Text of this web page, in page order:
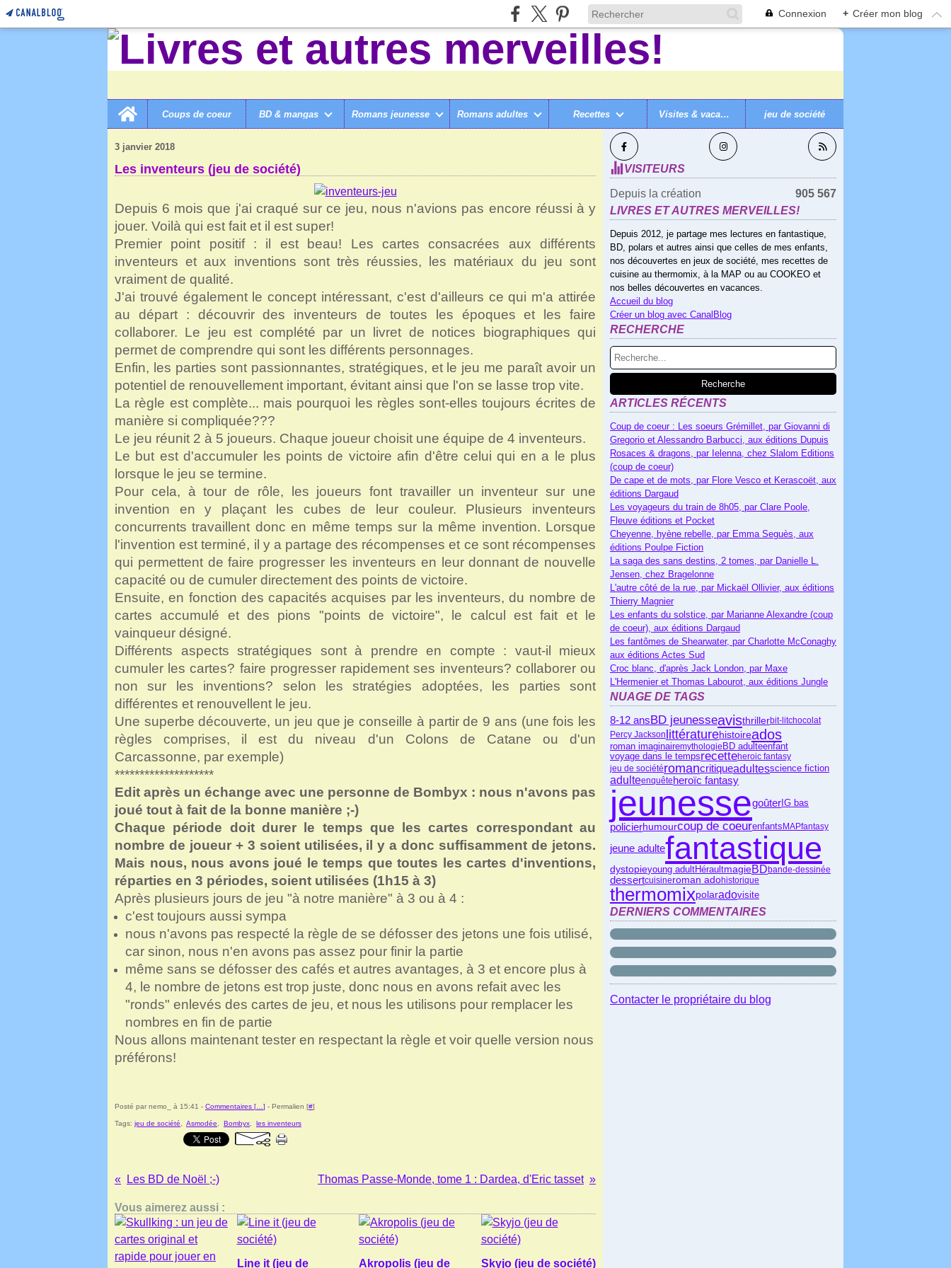
Connexion + Créer mon blog
Home
Coups de coeur
BD & mangas Romans jeunesse Romans adultes Recettes Visites & vacances jeu de société
LIVRES ET AUTRES MERVEILLES! > 7D JEUX DE SOCIÉTÉ & JOUETS > LES INVENTEURS (JEU DE SOCIÉTÉ)
3 janvier 2018
Les inventeurs (jeu de société)
Depuis 6 mois que j'ai craqué sur ce jeu, nous n'avions pas encore réussi à y
jouer. Voilà qui est fait et il est super!
Premier point positif : il est beau! Les cartes consacrées aux différents
inventeurs et aux inventions sont très réussies, les matériaux du jeu sont
vraiment de qualité.
J'ai trouvé également le concept intéressant, c'est d'ailleurs ce qui m'a attirée
au départ : découvrir des inventeurs de toutes les époques et les faire
collaborer. Le jeu est complété par un livret de notices biographiques qui
permet de comprendre qui sont les différents personnages.
Enfin, les parties sont passionnantes, stratégiques, et le jeu me paraît avoir un
potentiel de renouvellement important, évitant ainsi que l'on se lasse trop vite.
La règle est complète... mais pourquoi les règles sont-elles toujours écrites de
manière si compliquée???
Le jeu réunit 2 à 5 joueurs. Chaque joueur choisit une équipe de 4 inventeurs.
Le but est d'accumuler les points de victoire afin d'être celui qui en a le plus
lorsque le jeu se termine.
Pour cela, à tour de rôle, les joueurs font travailler un inventeur sur une
invention en y plaçant les cubes de leur couleur. Plusieurs inventeurs
concurrents travaillent donc en même temps sur la même invention. Lorsque
l'invention est terminé, il y a partage des récompenses et ce sont récompenses
qui permettent de faire progresser les inventeurs en leur donnant de nouvelle
capacité ou de cumuler directement des points de victoire.
Ensuite, en fonction des capacités acquises par les inventeurs, du nombre de
cartes accumulé et des pions "points de victoire", le calcul est fait et le
vainqueur désigné.
Différents aspects stratégiques sont à prendre en compte : vaut-il mieux
cumuler les cartes? faire progresser rapidement ses inventeurs? collaborer ou
non sur les inventions? selon les stratégies adoptées, les parties sont
différentes et renouvellent le jeu.
Une superbe découverte, un jeu que je conseille à partir de 9 ans (une fois les
règles comprises, il est du niveau d'un Colons de Catane ou d'un
Carcassonne, par exemple)
********************
Edit après un échange avec une personne de Bombyx : nous n'avons pas
joué tout à fait de la bonne manière ;-)
Chaque période doit durer le temps que les cartes correspondant au
nombre de joueur + 3 soient utilisées, il y a donc suffisamment de jetons.
Mais nous, nous avons joué le temps que toutes les cartes d'inventions,
réparties en 3 périodes, soient utilisées (1h15 à 3)
Après plusieurs jours de jeu "à notre manière" à 3 ou à 4 :
c'est toujours aussi sympa
nous n'avons pas respecté la règle de se défosser des jetons une fois utilisé,
car sinon, nous n'en avons pas assez pour finir la partie
même sans se défosser des cafés et autres avantages, à 3 et encore plus à
4, le nombre de jetons est trop juste, donc nous en avons refait avec les
"ronds" enlevés des cartes de jeu, et nous les utilisons pour remplacer les
nombres en fin de partie
Nous allons maintenant tester en respectant la règle et voir quelle version nous
préférons!
Posté par nemo_ à 15:41 - Commentaires [ ] - Permalien [#]
Tags: jeu de société Asmodée Bombyx les inventeurs
Les BD de Noël ;-) Thomas Passe-Monde, tome 1 : Dardea, d'Eric tasset
Vous aimerez aussi :
Line it (jeu de Akropolis (jeu de Skyjo (jeu de société)
SUIVEZ-MOI
VISITEURS
Depuis la création
905 567
LIVRES ET AUTRES MERVEILLES!
Depuis 2012, je partage mes lectures en fantastique,
BD, polars et autres ainsi que celles de mes enfants,
nos découvertes en jeux de société, mes recettes de
cuisine au thermomix, à la MAP ou au COOKEO et
nos belles découvertes en vacances.
Accueil du blog
Créer un blog avec CanalBlog
RECHERCHE
ARTICLES RÉCENTS
Coup de coeur : Les soeurs Grémillet, par Giovanni di
Gregorio et Alessandro Barbucci, aux éditions Dupuis
Rosaces & dragons, par Ielenna, chez Slalom Editions
(coup de coeur)
De cape et de mots, par Flore Vesco et Kerascoët, aux
éditions Dargaud
Les voyageurs du train de 8h05, par Clare Poole,
Fleuve éditions et Pocket
Cheyenne, hyène rebelle, par Emma Seguès, aux
éditions Poulpe Fiction
La saga des sans destins, 2 tomes, par Danielle L.
Jensen, chez Bragelonne
L'autre côté de la rue, par Mickaël Ollivier, aux éditions
Thierry Magnier
Les enfants du solstice, par Marianne Alexandre (coup
de coeur), aux éditions Dargaud
Les fantômes de Shearwater, par Charlotte McConaghy
aux éditions Actes Sud
Croc blanc, d'après Jack London, par Maxe
L'Hermenier et Thomas Labourot, aux éditions Jungle
NUAGE DE TAGS
8-12 ansBD jeunesseavisthrillerbit-litchocolat
Percy Jacksonlittératurehistoireados
roman imaginairemythologie BD adulteenfant
voyage dans le tempsrecetteheroic fantasy
jeu de sociétéromancritiqueadultesscience fiction
adulteenquêteheroïc fantasy
jeunessegoûter IG bas
policierhumourcoup de coeurenfants MAPfantasy
jeune adultefantastique
dystopieyoung adultHéraultmagieBDbande-dessinée
dessertcuisineroman adohistorique
thermomixpolaradovisite
DERNIERS COMMENTAIRES
Contacter le propriétaire du blog